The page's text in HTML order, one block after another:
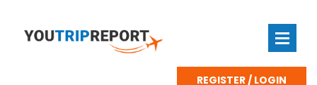
REGISTER / LOGIN